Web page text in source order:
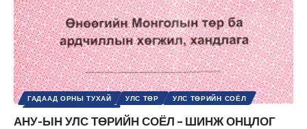
ГАДААД ОРНЫ ТУХАЙ УЛС ТӨР
УЛС ТӨРИЙН СОЁЛ
АНУ-ЫН УЛС ТӨРИЙН СОЁЛ – ШИНЖ ОНЦЛОГ